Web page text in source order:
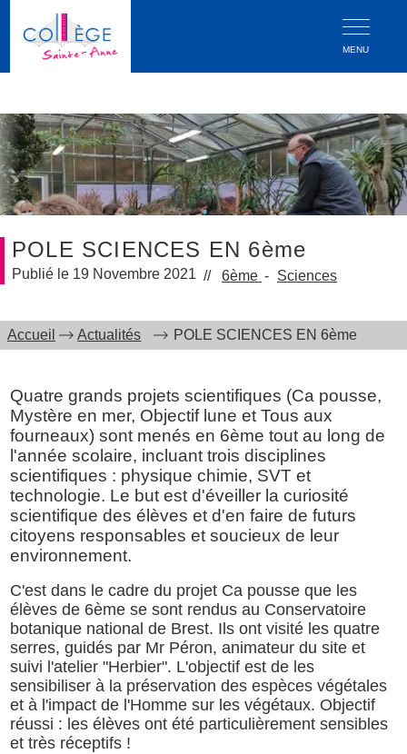
MENU
POLE SCIENCES EN 6ème
19 Novembre 2021 6ème Sciences
Accueil Actualités POLE SCIENCES EN 6ème
Quatre grands projets scientifiques (Ca pousse,
Mystère en mer, Objectif lune et Tous aux
fourneaux) sont menés en 6ème tout au long de
l'année scolaire, incluant trois disciplines
scientifiques : physique chimie, SVT et
technologie. Le but est d'éveiller la curiosité
scientifique des élèves et d'en faire de futurs
citoyens responsables et soucieux de leur
environnement.
C'est dans le cadre du projet Ca pousse que les
élèves de 6ème se sont rendus au Conservatoire
botanique national de Brest. Ils ont visité les quatre
serres, guidés par Mr Péron, animateur du site et
suivi l'atelier "Herbier". L'objectif est de les
sensibiliser à la préservation des espèces végétales
et à l'impact de l'Homme sur les végétaux. Objectif
réussi : les élèves ont été particulièrement sensibles
et très réceptifs !